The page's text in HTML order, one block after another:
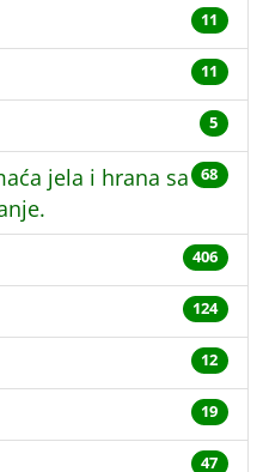
11
11
5
jela i hrana sa
68
406
124
12
19
47